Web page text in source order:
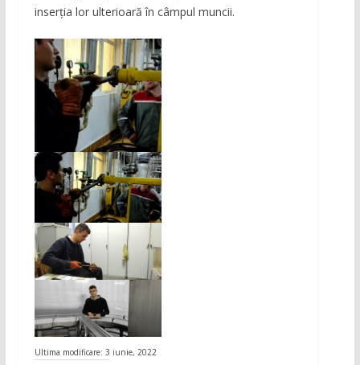
inserția lor ulterioară în câmpul muncii.
Ultima modificare: 3 iunie, 2022